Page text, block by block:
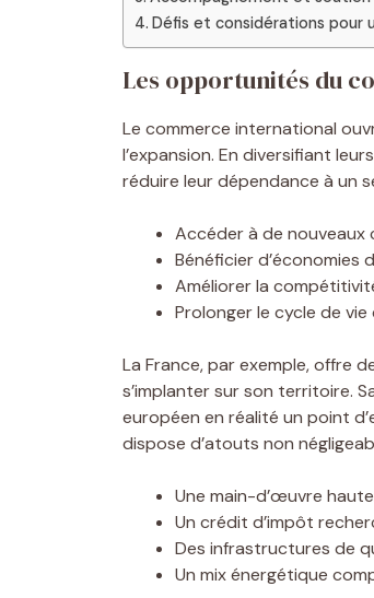
Défis et considérations pour
Les opportunités du
Le commerce international
l’expansion. En diversifiant
réduire leur dépendance à un
Accéder à de nouveaux
Bénéficier d’économies
Améliorer la
Prolonger le cycle de
La France, par exemple, offre
s’implanter sur son territoire.
européen en réalité un point
dispose d’atouts non
Une main-d’œuvre
Un crédit d’impôt
Des infrastructures de
Un mix énergétique